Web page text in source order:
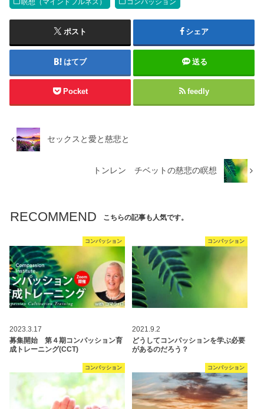
瞑想（マインドフルネス） コンパッション
ポスト シェア
はてブ 送る
Pocket feedly
セックスと愛と慈悲と
トンレン チベットの慈悲の瞑想
RECOMMEND こちらの記事も人気です。
コンパッション
2023.3.17
募集開始 第４期コンパッション育
成トレーニング(CCT)
コンパッション
2021.9.2
どうしてコンパッションを学ぶ必要
があるのだろう？
コンパッション コンパッション